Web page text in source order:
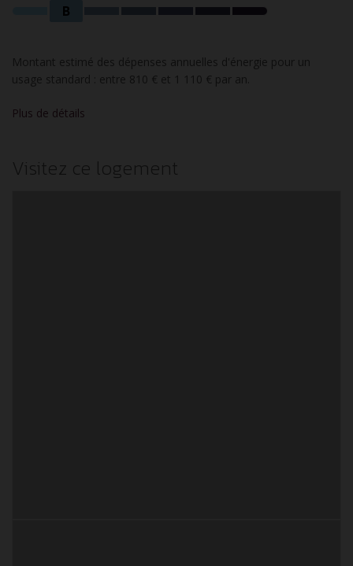
B
Montant estimé des dépenses annuelles d'énergie pour un
usage standard : entre 810 € et 1 110 € par an.
Plus de détails
Visitez ce logement